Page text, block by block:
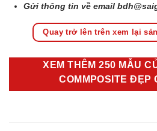
Gửi thông tin về email
Quay trở lên trên xem lại
XEM THÊM 250 MẪU
COMMPOSITE ĐẸP